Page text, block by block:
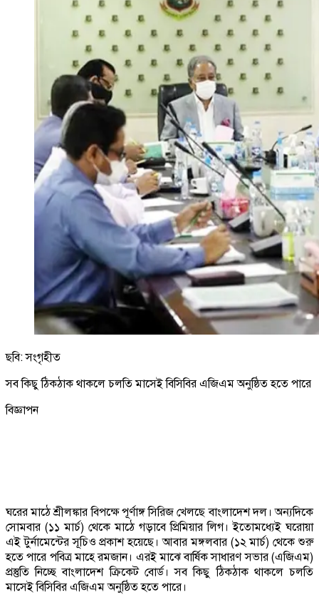
ছবি: সংগৃহীত
সব কিছু ঠিকঠাক থাকলে চলতি মাসেই বিসিবির এজিএম অনুষ্ঠিত হতে পারে
বিজ্ঞাপন
ঘরের মাঠে শ্রীলঙ্কার বিপক্ষে পূর্ণাঙ্গ সিরিজ খেলছে বাংলাদেশ দল। অন্যদিকে
সোমবার (১১ মার্চ) থেকে মাঠে গড়াবে প্রিমিয়ার লিগ। ইতোমধ্যেই ঘরোয়া
এই টুর্নামেন্টের সূচিও প্রকাশ হয়েছে। আবার মঙ্গলবার (১২ মার্চ) থেকে শুরু
হতে পারে পবিত্র মাহে রমজান। এরই মাঝে বার্ষিক সাধারণ সভার (এজিএম)
প্রস্তুতি নিচ্ছে বাংলাদেশ ‍ক্রিকেট বোর্ড। সব কিছু ঠিকঠাক থাকলে চলতি
মাসেই বিসিবির এজিএম অনুষ্ঠিত হতে পারে।